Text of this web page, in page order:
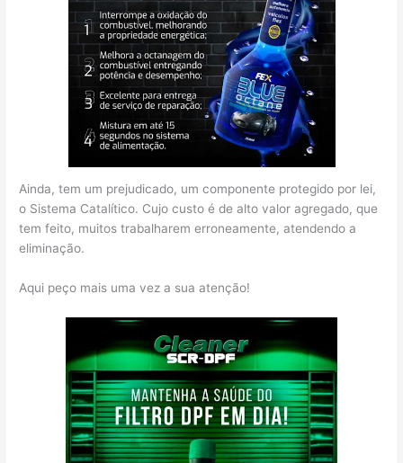
Ainda, tem um prejudicado, um componente protegido por lei,
o Sistema Catalítico. Cujo custo é de alto valor agregado, que
tem feito, muitos trabalharem erroneamente, atendendo a
eliminação.
Aqui peço mais uma vez a sua atenção!